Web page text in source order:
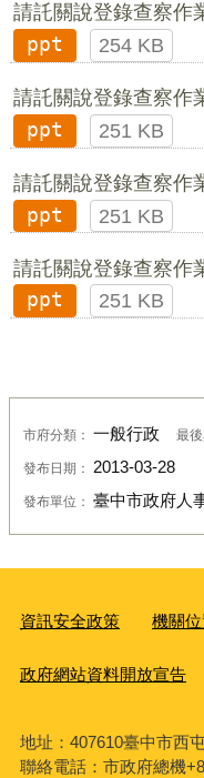
請託關說登錄查察作
ppt
254 KB
請託關說登錄查察作
ppt
251 KB
請託關說登錄查察作
ppt
251 KB
請託關說登錄查察作
ppt
251 KB
市府分類： 一般行政 最
發布日期： 2013-03-28
發布單位： 臺中市政府人
資訊安全政策 機關
政府網站資料開放宣告
地址：407610臺中市西
聯絡電話：市政府總機